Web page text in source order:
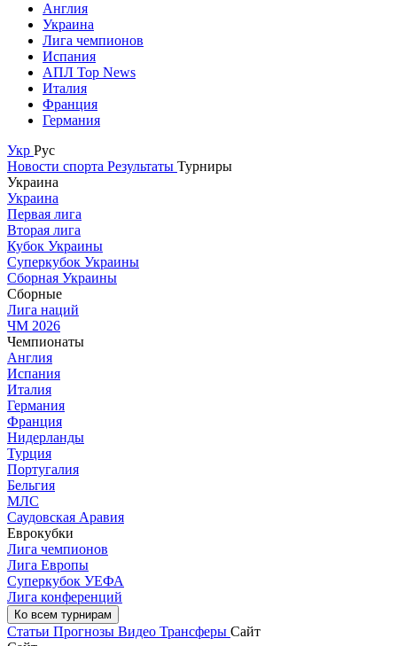
Англия
Украина
Лига чемпионов
Испания
АПЛ Top News
Италия
Франция
Германия
Укр Рус
Новости спорта Результаты Турниры
Украина
Украина
Первая лига
Вторая лига
Кубок Украины
Суперкубок Украины
Сборная Украины
Сборные
Лига наций
ЧМ 2026
Чемпионаты
Англия
Испания
Италия
Германия
Франция
Нидерланды
Турция
Португалия
Бельгия
МЛС
Саудовская Аравия
Еврокубки
Лига чемпионов
Лига Европы
Суперкубок УЕФА
Лига конференций
Ко всем турнирам
Статьи Прогнозы Видео Трансферы Сайт